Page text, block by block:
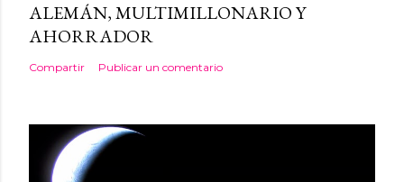
ALEMÁN, MULTIMILLONARIO Y
AHORRADOR
Compartir Publicar un comentario